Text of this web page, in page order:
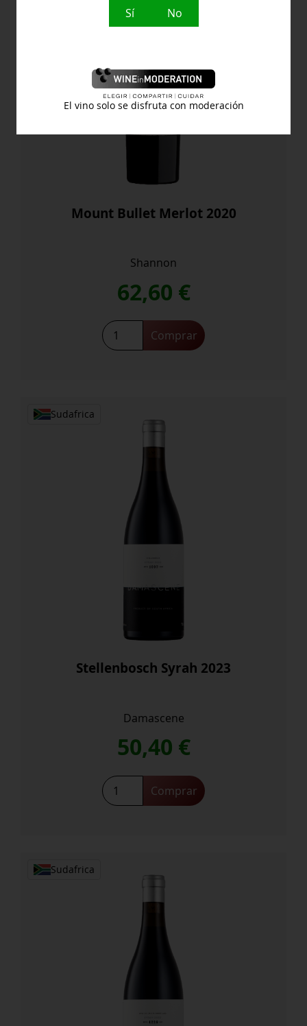
Mount Bullet Merlot 2020
Shannon
62,60 €
Mount
Bullet
Comprar
Sudafrica
Stellenbosch Syrah 2023
Damascene
50,40 €
Stellenbosch
Syrah
Comprar
Sudafrica
Sí No
El vino solo se disfruta con moderación